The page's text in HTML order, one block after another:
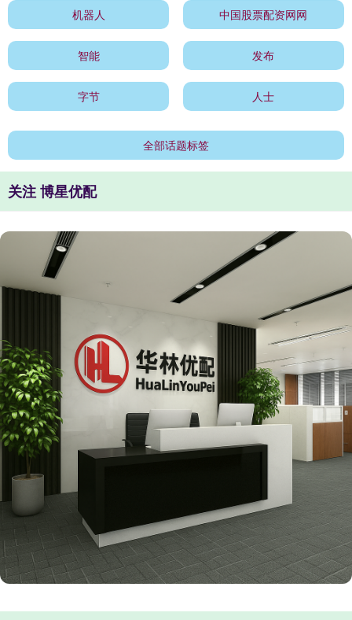
机器人 中国股票配资网网
智能 发布
字节 人士
全部话题标签
关注 博星优配